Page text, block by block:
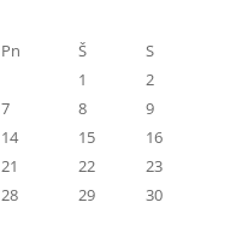
Pn Š
S
1
2
7 8
9
14 15
16
21 22
23
28 29
30